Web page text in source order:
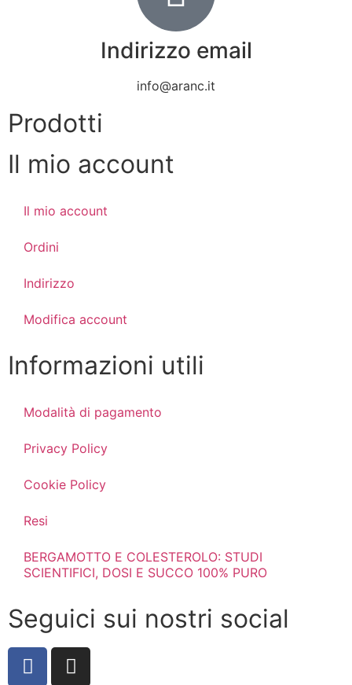
Indirizzo email
info@aranc.it
Prodotti
Il mio account
Il mio account
Ordini
Indirizzo
Modifica account
Informazioni utili
Modalità di pagamento
Privacy Policy
Cookie Policy
Resi
BERGAMOTTO E COLESTEROLO: STUDI
SCIENTIFICI, DOSI E SUCCO 100% PURO
Seguici sui nostri social